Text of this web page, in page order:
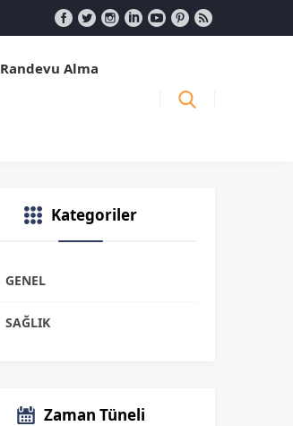
Randevu Alma
Kategoriler
GENEL
SAĞLIK
Zaman Tüneli